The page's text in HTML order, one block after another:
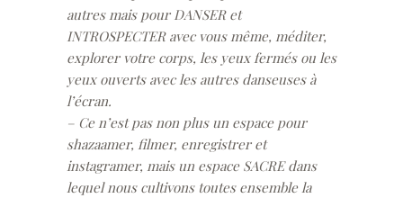
autres mais pour DANSER et
INTROSPECTER avec vous même, méditer,
explorer votre corps, les yeux fermés ou les
yeux ouverts avec les autres danseuses à
l’écran.
– Ce n’est pas non plus un espace pour
shazaamer, filmer, enregistrer et
instagramer, mais un espace SACRE dans
lequel nous cultivons toutes ensemble la